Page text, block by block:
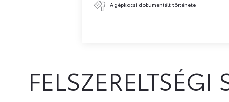
A gépkocsi dokumentált története
FELSZERELTSÉGI